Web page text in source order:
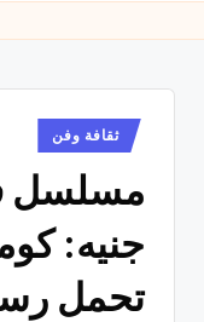
نُشر
في
ثقافة وفن
مسلسل
جنيه:
تحمل